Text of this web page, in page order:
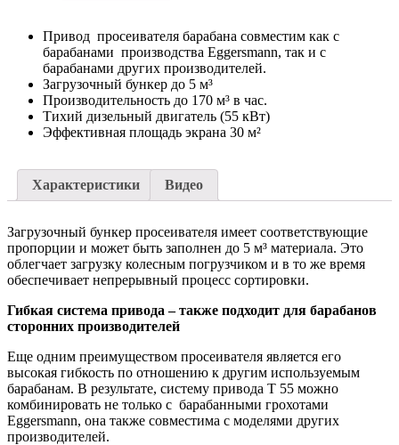
quantity
Привод просеивателя барабана совместим как с
барабанами производства Eggersmann, так и с
барабанами других производителей.
Загрузочный бункер до 5 м³
Производительность до 170 м³ в час.
Тихий дизельный двигатель (55 кВт)
Эффективная площадь экрана 30 м²
Характеристики Видео
Загрузочный бункер просеивателя имеет соответствующие
пропорции и может быть заполнен до 5 м³ материала. Это
облегчает загрузку колесным погрузчиком и в то же время
обеспечивает непрерывный процесс сортировки.
Гибкая система привода – также подходит для барабанов
сторонних производителей
Еще одним преимуществом просеивателя является его
высокая гибкость по отношению к другим используемым
барабанам. В результате, систему привода T 55 можно
комбинировать не только с барабанными грохотами
Eggersmann, она также совместима с моделями других
производителей.